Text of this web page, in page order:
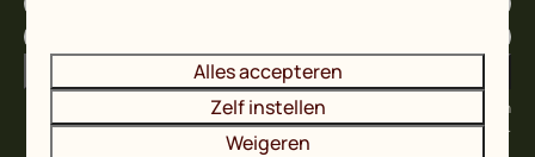
Aanmelden
Beveiligd door reCaptcha,privacybeleiden
zijn van
toepassing.
Alles accepteren
Zelf instellen
Weigeren